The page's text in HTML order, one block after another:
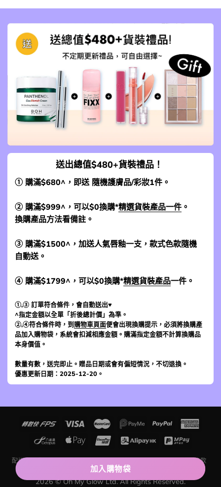
加入購物袋
送出總值$480+貨裝禮品！
① 購滿$680^，即送 隨機護膚品/彩妝1件。
② 購滿$999^，可以$0換購*精選貨裝產品一件 。
換購產品方法看備註。
③ 購滿$1500^，加送人氣唇釉一支，款式色款隨機
自動送。
④ 購滿$1799^，可以$0換購*精選貨裝產品一件。
①,③ 訂單符合條件，會自動送出♥
^指定金額以全單「折後總計價」為準。
②,④符合條件時，到購物車頁面便會出現換購提示，必須將換購產
品加入購物袋，系統會扣減相應金額。購滿指定金額不計算換購品
本身價值。
數量有數，送完即止。贈品日期或會有偏短情況，不切退換。
優惠更新日期：2025-12-20。
配送及運費
評價留言條款
聯絡我們
關於我們
2026 © Oh My Glow Ltd. All Rights Reserved.